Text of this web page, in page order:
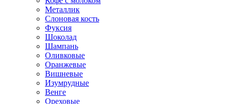
Металлик
Слоновая кость
Фуксия
Шоколад
Шампань
Оливковые
Оранжевые
Вишневые
Изумрудные
Венге
Ореховые